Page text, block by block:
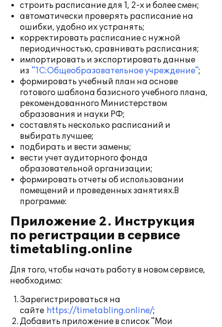
строить расписание для 1, 2-х и более смен;
автоматически проверять расписание на
ошибки, удобно их устранять;
корректировать расписание с нужной
периодичностью, сравнивать расписания;
импортировать и экспортировать данные
из "1С:Общеобразовательное учреждение";
формировать учебный план на основе
готового шаблона базисного учебного плана,
рекомендованного Министерством
образования и науки РФ;
составлять несколько расписаний и
выбирать лучшее;
подбирать и вести замены;
вести учет аудиторного фонда
образовательной организации;
формировать отчеты об использовании
помещений и проведенных занятиях.В
программе:
Приложение 2. Инструкция
по регистрации в сервисе
timetabling.online
Для того, чтобы начать работу в новом сервисе,
необходимо:
Зарегистрироваться на
сайте https://timetabling.online/;
Добавить приложение в список "Мои